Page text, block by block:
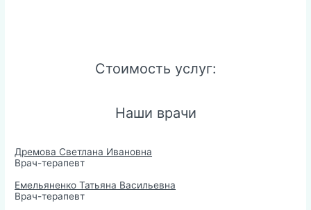
Стоимость услуг:
Наши врачи
Дремова Светлана Ивановна
Врач-терапевт
Емельяненко Татьяна Васильевна
Врач-терапевт